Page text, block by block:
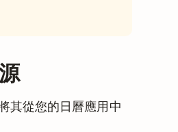
其從您的日曆應用中